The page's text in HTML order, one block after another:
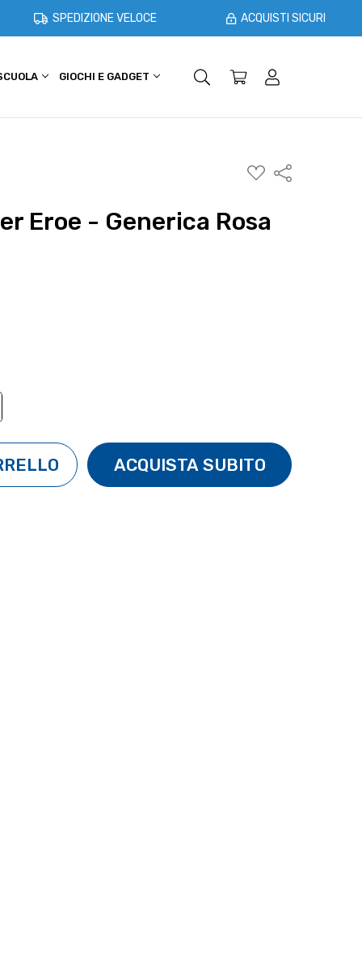
SPEDIZIONE VELOCE ACQUISTI SICURI
GIOCHI E GADGET SHOPPER E CASA
AGGIUNGI
ALLA
Condividi
Eroe - Generica Rosa
QUANTITÀ: